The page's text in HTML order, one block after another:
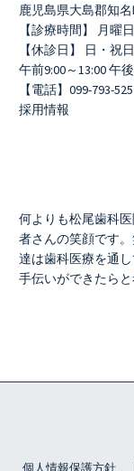
鹿児島県大島郡知
【診療時間】 月曜
【休診日】 日・祝日
午前9:00～13:00 午
【電話】099-793-
採用情報
何よりも松尾歯科
者さんの笑顔です
達は歯科医療を通
手伝いができたらと